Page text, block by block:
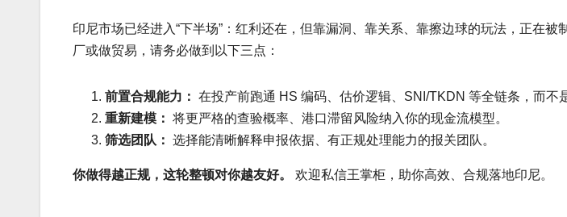
印尼市场已经进入“下半场”：红利还在，但靠漏洞、靠关系、靠擦边球的玩法，正在被
厂或做贸易，请务必做到以下三点：
前置合规能力： 在投产前跑通 HS 编码、估价逻辑、SNI/TKDN 等全链条，而不
重新建模： 将更严格的查验概率、港口滞留风险纳入你的现金流模型。
筛选团队： 选择能清晰解释申报依据、有正规处理能力的报关团队。
你做得越正规，这轮整顿对你越友好。 欢迎私信王掌柜，助你高效、合规落地印尼。